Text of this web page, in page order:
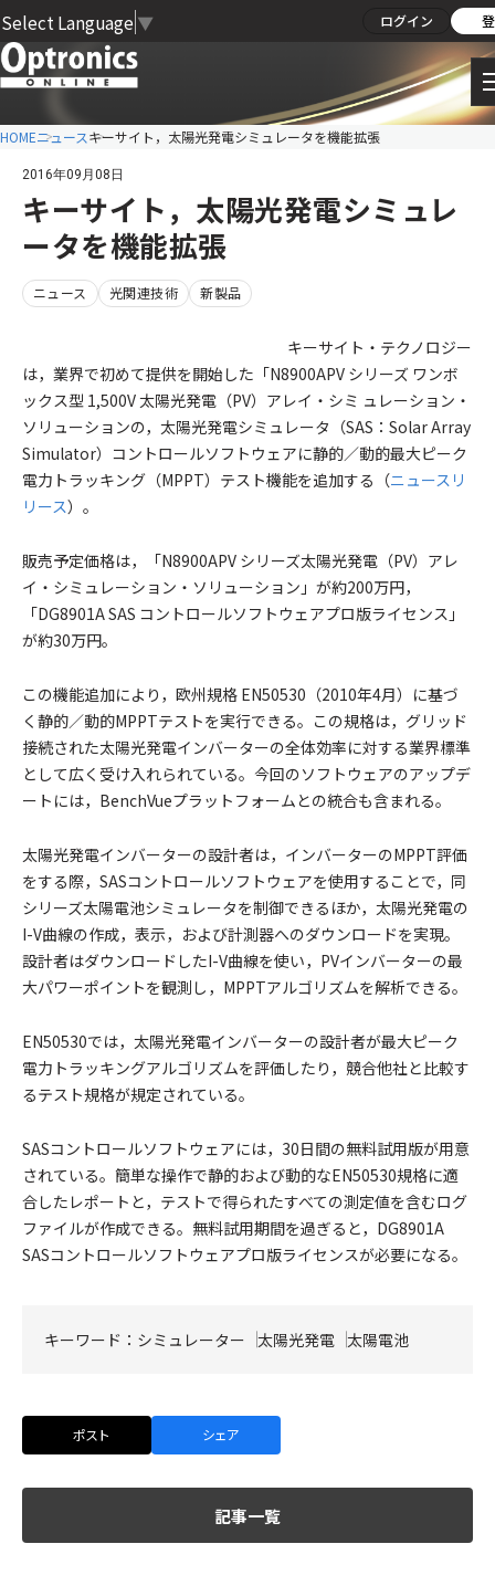
Select Language ▼ ログイン
HOMEニュースキーサイト，太陽光発電シミュレータを機能拡張
2016年09月08日
キーサイト，太陽光発電シミュレ
ータを機能拡張
ニュース 光関連技術 新製品
キーサイト・テクノロジー
は，業界で初めて提供を開始した「N8900APV シリーズ ワンボ
ックス型 1,500V 太陽光発電（PV）アレイ・シミ ュレーション・
ソリューションの，太陽光発電シミュレータ（SAS：Solar Array
Simulator）コントロールソフトウェアに静的／動的最大ピーク
電力トラッキング（MPPT）テスト機能を追加する（ニュースリ
リース）。
販売予定価格は，「N8900APV シリーズ太陽光発電（PV）アレ
イ・シミュレーション・ソリューション」が約200万円，
「DG8901A SAS コントロールソフトウェアプロ版ライセンス」
が約30万円。
この機能追加により，欧州規格 EN50530（2010年4月）に基づ
く静的／動的MPPTテストを実行できる。この規格は，グリッド
接続された太陽光発電インバーターの全体効率に対する業界標準
として広く受け入れられている。今回のソフトウェアのアップデ
ートには，BenchVueプラットフォームとの統合も含まれる。
太陽光発電インバーターの設計者は，インバーターのMPPT評価
をする際，SASコントロールソフトウェアを使用することで，同
シリーズ太陽電池シミュレータを制御できるほか，太陽光発電の
I-V曲線の作成，表示，および計測器へのダウンロードを実現。
設計者はダウンロードしたI-V曲線を使い，PVインバーターの最
大パワーポイントを観測し，MPPTアルゴリズムを解析できる。
EN50530では，太陽光発電インバーターの設計者が最大ピーク
電力トラッキングアルゴリズムを評価したり，競合他社と比較す
るテスト規格が規定されている。
SASコントロールソフトウェアには，30日間の無料試用版が用意
されている。簡単な操作で静的および動的なEN50530規格に適
合したレポートと，テストで得られたすべての測定値を含むログ
ファイルが作成できる。無料試用期間を過ぎると，DG8901A
SASコントロールソフトウェアプロ版ライセンスが必要になる。
キーワード： シミュレーター 太陽光発電 太陽電池
ポスト シェア
記事一覧